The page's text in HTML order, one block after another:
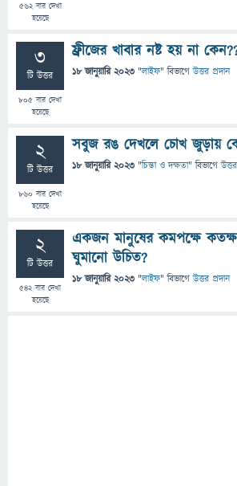
562বার দেখা
হয়েছে
3
টি উত্তর
805 বার দেখা
হয়েছে
ফ্রীজের খাবার নষ্ট হয় না
18 জানুয়ারি 2023 "লাইফ" বিভাগে উত্তর প্রদান
2
টি উত্তর
860 বার দেখা
হয়েছে
সবুজ রঙ দেখলে চোখ জুড়ায়
18 জানুয়ারি 2023 "চিন্তা ও দক্ষতা" বিভাগে
2
টি উত্তর
542বার দেখা
হয়েছে
একজন মানুষের কমপক্ষে
ঘুমানো উচিত?
18 জানুয়ারি 2023 "লাইফ" বিভাগে উত্তর প্রদান